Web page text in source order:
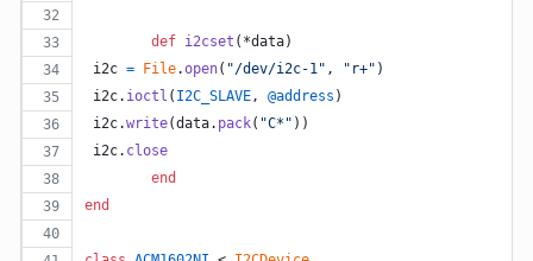
def i2cset ( *data)
i2c = File.open( "/dev/i2c-1" , "r+" )
i2c. ioctl ( I2C_SLAVE, @address )
i2c.write(data. pack( "C*" ) )
i2c. close
end
end